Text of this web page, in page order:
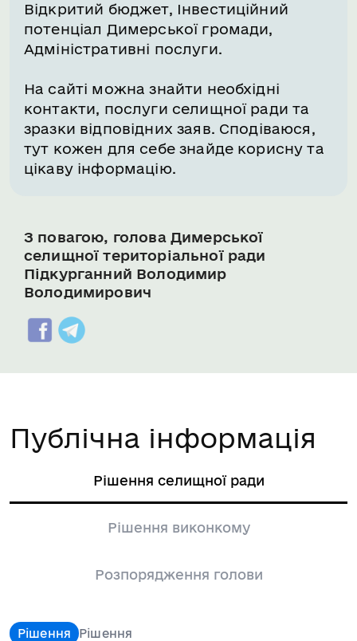
Відкритий бюджет, Інвестиційний
потенціал Димерської громади,
Адміністративні послуги.
На сайті можна знайти необхідні
контакти, послуги селищної ради та
зразки відповідних заяв. Сподіваюся,
тут кожен для себе знайде корисну та
цікаву інформацію.
З повагою, голова Димерської
селищної територіальної ради
Підкурганний Володимир
Володимирович
Публічна інформація
Рішення селищної ради
Рішення виконкому
Розпорядження голови
Рішення Рішення